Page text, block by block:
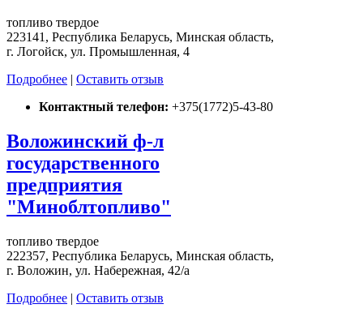
топливо твердое
223141, Республика Беларусь, Минская область,
г. Логойск, ул. Промышленная, 4
Подробнее | Оставить отзыв
Контактный телефон: +375(1772)5-43-80
Воложинский ф-л
государственного
предприятия
"Миноблтопливо"
топливо твердое
222357, Республика Беларусь, Минская область,
г. Воложин, ул. Набережная, 42/а
Подробнее | Оставить отзыв